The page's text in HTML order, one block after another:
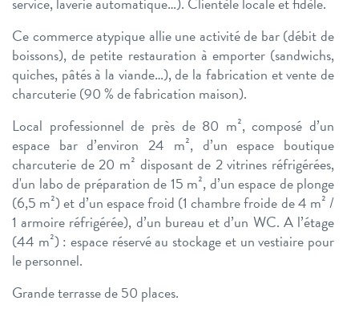
Ce commerce atypique allie une activité de bar (débit de
boissons), de petite restauration à emporter (sandwichs,
quiches, pâtés à la viande…), de la fabrication et vente de
charcuterie (90 % de fabrication maison).
Local professionnel de près de 80 m², composé d’un
espace bar d’environ 24 m², d’un espace boutique
charcuterie de 20 m² disposant de 2 vitrines réfrigérées,
d'un labo de préparation de 15 m², d’un espace de plonge
(6,5 m²) et d’un espace froid (1 chambre froide de 4 m² /
1 armoire réfrigérée), d’un bureau et d’un WC. A l’étage
(44 m²) : espace réservé au stockage et un vestiaire pour
le personnel.
Grande terrasse de 50 places.